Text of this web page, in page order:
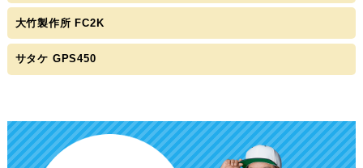
大竹製作所 FC2K
サタケ GPS450